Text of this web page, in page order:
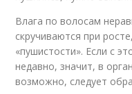
Влага по волосам
скручиваются при
«пушистости». Если с
недавно, значит, в
возможно, следует